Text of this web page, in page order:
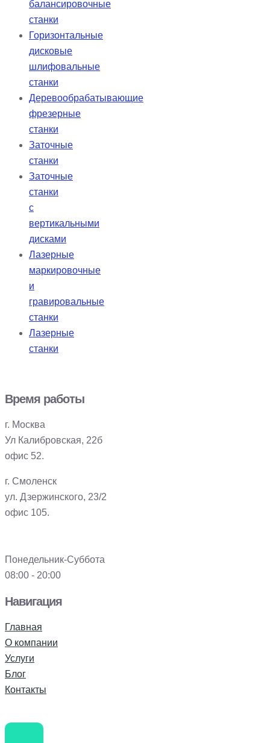
балансировочные
станки
Горизонтальные
дисковые
шлифовальные
станки
Деревообрабатывающие
фрезерные
станки
Заточные
станки
Заточные
станки
с
вертикальными
дисками
Лазерные
маркировочные
и
гравировальные
станки
Лазерные
станки
Время работы
г. Москва
Ул Калибровская, 22б
офис 52.
г. Смоленск
ул. Дзержинского, 23/2
офис 105.
Понедельник-Суббота
08:00 - 20:00
Навигация
Главная
О компании
Услуги
Блог
Контакты